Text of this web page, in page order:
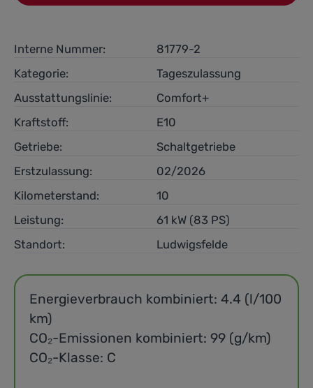
Interne Nummer:
81779-2
Kategorie:
Tageszulassung
Ausstattungslinie:
Comfort+
Kraftstoff:
E10
Getriebe:
Schaltgetriebe
Erstzulassung:
02/2026
Kilometerstand:
10
Leistung:
61 kW (83 PS)
Standort:
Ludwigsfelde
Energieverbrauch kombiniert: 4.4 (l/100
km)
CO₂-Emissionen kombiniert: 99 (g/km)
CO₂-Klasse: C